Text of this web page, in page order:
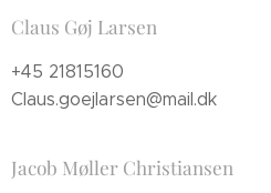
Claus Gøj Larsen
+45 21815160
Claus.goejlarsen@mail.dk
Jacob Møller Christiansen